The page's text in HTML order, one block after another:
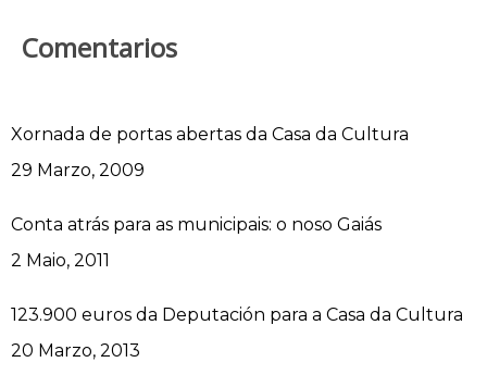
Comentarios
Xornada de portas abertas da Casa da Cultura
Data
29 Marzo, 2009
Conta atrás para as municipais: o noso Gaiás
Data
2 Maio, 2011
123.900 euros da Deputación para a Casa da Cultura
Data
20 Marzo, 2013